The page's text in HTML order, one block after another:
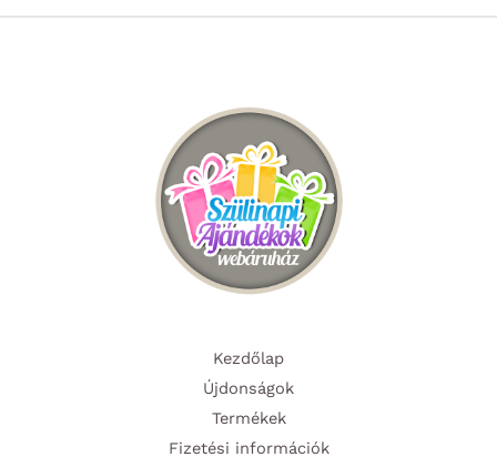
Kezdőlap
Újdonságok
Termékek
Fizetési információk